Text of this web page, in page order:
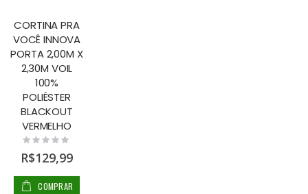
CORTINA PRA
VOCÊ INNOVA
PORTA 2,00M X
2,30M VOIL
100%
POLIÉSTER
BLACKOUT
VERMELHO
Rating:
R$129,99
COMPRAR